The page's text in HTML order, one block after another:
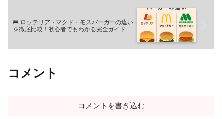
🍔 ロッテリア・マクド・モスバーガーの違い
を徹底比較！初心者でもわかる完全ガイド
コメント
コメントを書き込む